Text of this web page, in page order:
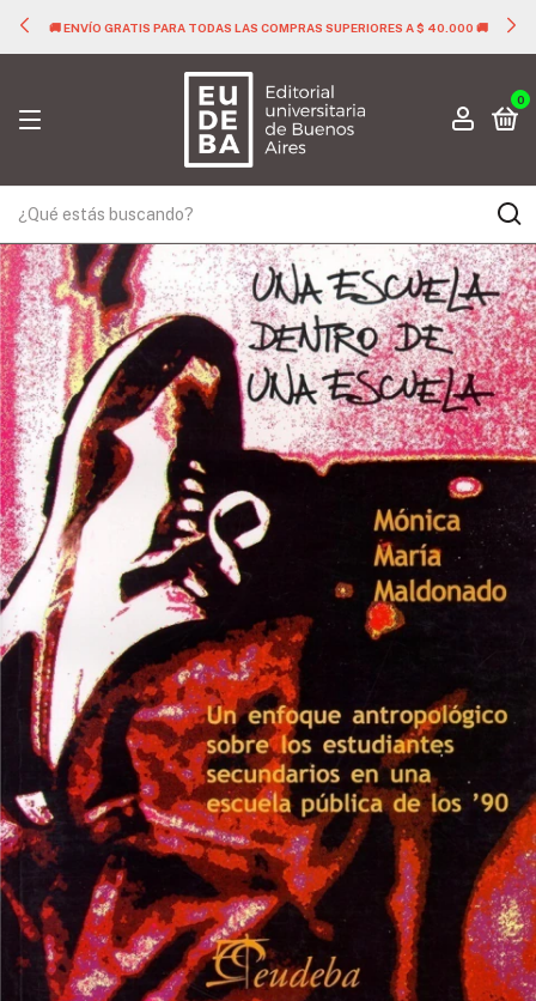
🚚 ENVÍO GRATIS PARA TODAS LAS COMPRAS SUPERIORES A $ 40.000 🚚
0